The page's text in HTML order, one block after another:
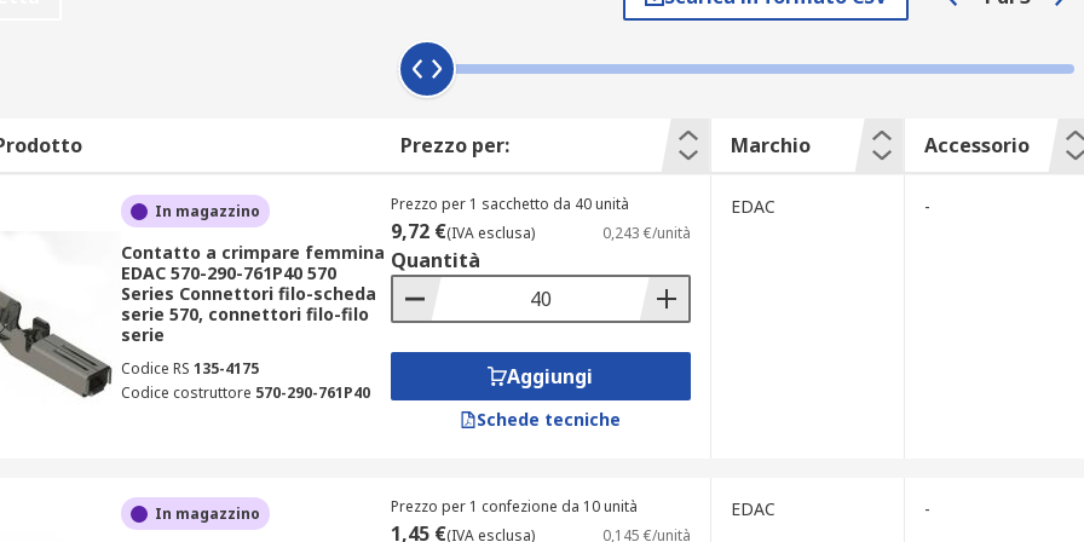
significa che se stai cercando un prodotto Accessori per connettori di alimentazione compatti di
che sarà di altissimo livello, e fornirti di tutte le specifiche tecniche e il supporto gratuito
possono godere del servizio di consegna in 24/48 ore su ordini di articoli Accessori per
Ci impegniamo per garantire che i nostri prodotti Accessori per connettori di alimentazione
in modo che i nostri clienti possano avere assoluta fiducia nell'acquisto online. Offriamo
Connettori da circuito stampato ma anche il supporto dei nostri tecnici specializzati pronti a
grandi quantità, è possibile sfruttare modalità di prezzi adattabili al budget del cliente.
Prezzo per: Marchio Accessorio
In magazzino
Contatto a crimpare femmina
EDAC 570-290-761P40 570
Series Connettori filo-scheda
serie 570, connettori filo-filo
serie
Codice RS 135-4175
Codice costruttore 570-290-761P40
Prezzo per 1 sacchetto da 40 unità
9,72 €(IVA esclusa) 0,243 €/unità
Quantità
Aggiungi
Schede tecniche
EDAC -
In magazzino Prezzo per 1 confezione da 10 unità
1,45 €(IVA esclusa) 0,145 €/unità
EDAC -